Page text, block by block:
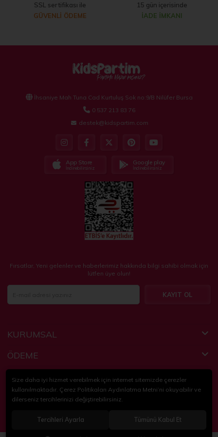
seçenekler sunar.
erkek diş buğdayı temalı parti malzemeleri ile unutulmaz bir
kutlamaktan mutluluk duyun!
SSL sertifikası ile
GÜVENLİ ÖDEME
15 gün içerisinde
İADE İMKANI
İhsaniye Mah Tuna Cad Kurtuluş Sok no:9/B Nilüfer Bursa
0 537 213 83 76
destek@kidspartim.com
App Store
İndirebilirsiniz
Google play
İndirebilirsiniz
Fırsatlar, Yeni gelenler ve haberlerimiz hakkında bilgi sahibi olmak için
lütfen üye olun!
KAYIT OL
KURUMSAL
ÖDEME
FAYDALI BİLGİLER
© 2018-2024KidsPartim. Tüm hakları saklıdır.
Size daha iyi hizmet verebilmek için internet sitemizde çerezler
kullanılmaktadır. Çerez Politikaları Aydınlatma Metni’ni okuyabilir ve
dilerseniz tercihlerinizi değiştirebilirsiniz.
Tercihleri Ayarla Tümünü Kabul Et